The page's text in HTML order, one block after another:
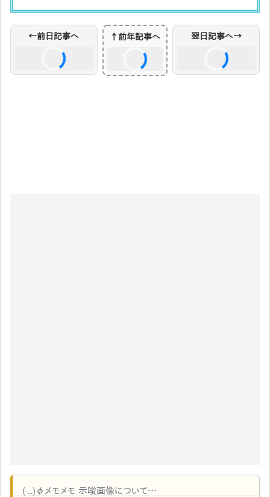
前日・翌日リンクを読み込み中...
←前日記事へ ↑前年記事へ 翌日記事へ→
( ..)φメモメモ 示唆画像について…